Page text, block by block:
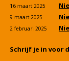
16 maart 2025
9 maart 2025
2 februari 2025
Schrijf je in voor